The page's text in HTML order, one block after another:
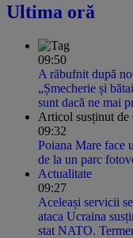
Ultima oră
09:50
A răbufnit după
„Șmecherie și
sunt dacă ne mai
Articol susținut de
09:32
Poiana Mare face
de la un parc
Actualitate
09:27
Aceleași servicii
ataca Ucraina
stat NATO.